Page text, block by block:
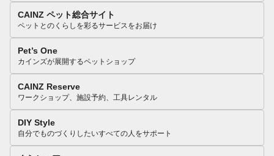
CAINZ ペット総合サイト
ペットとのくらしを彩るサービスをお届け
Pet’s One
カインズが展開するペットショップ
CAINZ Reserve
ワークショップ、施設予約、工具レンタル
DIY Style
自分でものづくりしたいすべての人をサポート